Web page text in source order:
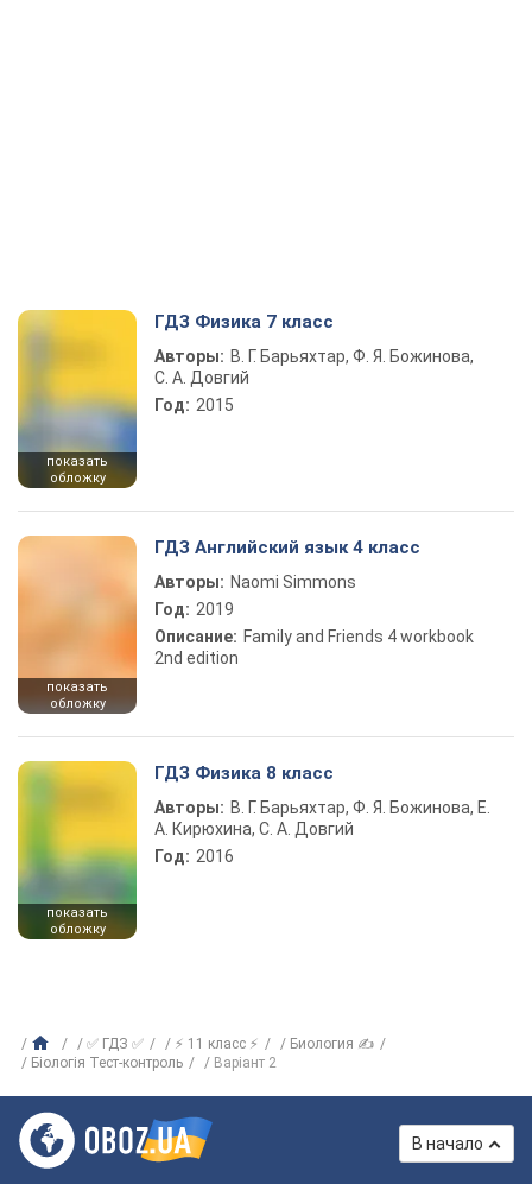
показать
обложку
ГДЗ Физика 7 класс
Авторы: В. Г. Барьяхтар, Ф. Я. Божинова,
С. А. Довгий
Год: 2015
показать
обложку
ГДЗ Английский язык 4 класс
Авторы: Naomi Simmons
Год: 2019
Описание: Family and Friends 4 workbook
2nd edition
показать
обложку
ГДЗ Физика 8 класс
Авторы: В. Г. Барьяхтар, Ф. Я. Божинова, Е.
А. Кирюхина, С. А. Довгий
Год: 2016
✅ ГДЗ ✅ ⚡ 11 класс ⚡
Биология ✍
Біологія Тест-контроль
Варіант 2
В начало